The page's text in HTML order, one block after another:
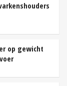
op gewicht